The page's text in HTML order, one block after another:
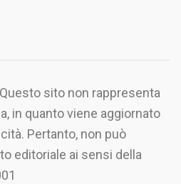
sito non rappresenta
in quanto viene aggiornato
Pertanto, non può
editoriale ai sensi della